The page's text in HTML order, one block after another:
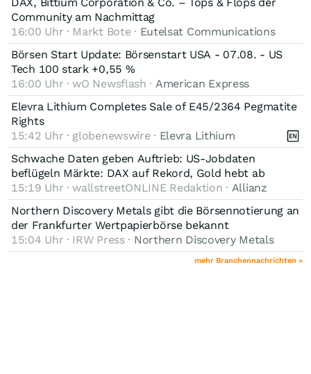
einer neuen Auflage des Renard Deals haben, auch wenn
Winsome die Option aus finanziellen Gründen nicht zog.
Ansonsten muss Quebec den kompletten Abbau der Renard
Mine finanzieren, da die Instandhaltung jährlich Millionen
kosten dürfte.
- je stärker der Lithium - Preis steigt, desto höher die
Wahrscheinlichkeit, dass strategische Partner das Interesse an
Renard/Adina wieder aufleben lassen.
- Winsome hat durchblicken lassen, dass strategische
Investoren warten wollen bis der Lithiummarkt sich erholt und
auch absehbar neue Lithiumverarbeitungskapazitäten in
Kanada aufgebaut werden bevor man in Upstream -Aktivitäten
investiert.
- das Vorkommen Adina ist an sich sehr gut: in den ersten
Jahren nur 1:1 Erz -Abraum Verhältnis, dazu auch noch DMS
Verfahren (technisch weniger anspruchsvoll und
kostengünstig). Daher dürfte es sehr interessant für Investoren
sein.
Hier entwickelt sich vielleicht eine spannende Turnaround
Story.
Aktuell ca 82 Mio AUD Marktkapitalisierung. Davon 14,5 Mio
AUD an Cash und ca 25 Mio AUD an Aktien -Besitz von Power
Community am Nachmittag
16:00 Uhr · Markt Bote · Eutelsat Communications
Börsen Start Update: Börsenstart USA - 07.08. - US
Tech 100 stark +0,55 %
16:00 Uhr · wO Newsflash · American Express
Elevra Lithium Completes Sale of E45/2364 Pegmatite
Rights
15:42 Uhr · globenewswire · Elevra Lithium
Schwache Daten geben Auftrieb: US-Jobdaten
beflügeln Märkte: DAX auf Rekord, Gold hebt ab
15:19 Uhr · wallstreetONLINE Redaktion · Allianz
Northern Discovery Metals gibt die Börsennotierung an
der Frankfurter Wertpapierbörse bekannt
15:04 Uhr · IRW Press · Northern Discovery Metals
mehr Branchennachrichten »